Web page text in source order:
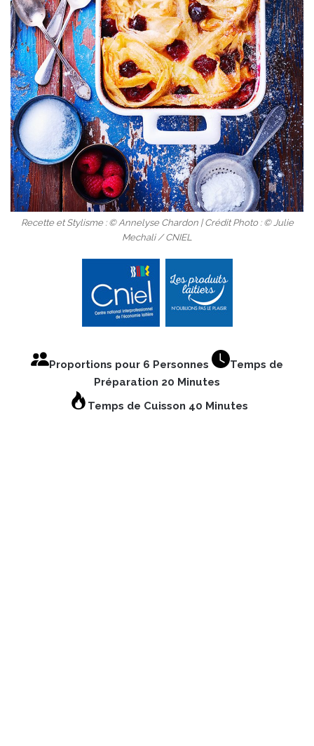
Recette et Stylisme : © Annelyse Chardon | Crédit Photo : © Julie
Mechali / CNIEL
Proportions pour 6 Personnes
Temps de
Préparation 20 Minutes
Temps de Cuisson 40 Minutes